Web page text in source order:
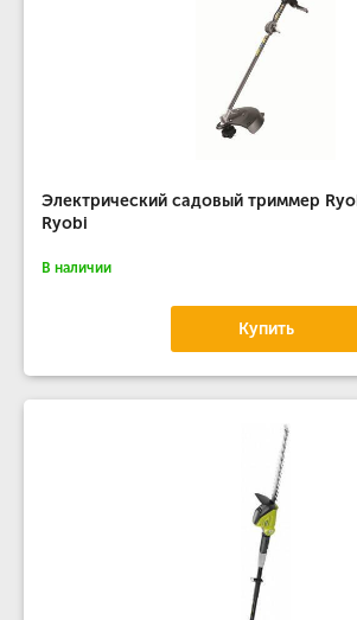
Электрический садовый триммер
Ryobi
В наличии
Купить